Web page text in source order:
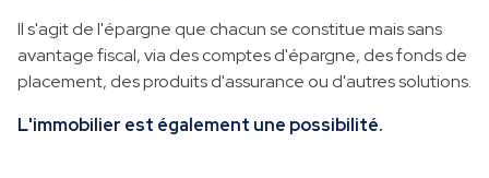
Il s'agit de l'épargne que chacun se constitue mais sans
avantage fiscal, via des comptes d'épargne, des fonds de
placement, des produits d'assurance ou d'autres solutions.
L'immobilier est également une possibilité.